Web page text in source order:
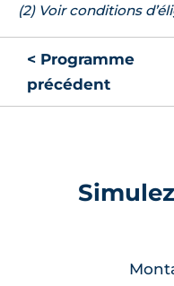
(2) Voir conditions
< Programme
précédent